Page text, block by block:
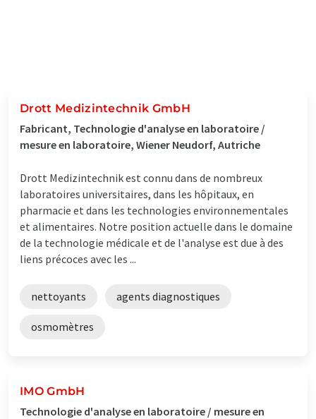
Drott Medizintechnik GmbH
Fabricant, Technologie d'analyse en laboratoire /
mesure en laboratoire, Wiener Neudorf, Autriche
Drott Medizintechnik est connu dans de nombreux
laboratoires universitaires, dans les hôpitaux, en
pharmacie et dans les technologies environnementales
et alimentaires. Notre position actuelle dans le domaine
de la technologie médicale et de l'analyse est due à des
liens précoces avec les ...
nettoyants agents diagnostiques
osmomètres
IMO GmbH
Technologie d'analyse en laboratoire / mesure en